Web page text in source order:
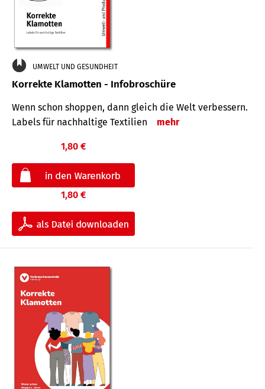
UMWELT UND GESUNDHEIT
Korrekte Klamotten - Infobroschüre
Wenn schon shoppen, dann gleich die Welt verbessern.
Labels für nachhaltige Textilien
mehr
1,80 €
1,80 €